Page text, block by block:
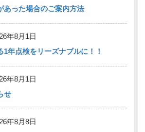
あった場合のご案内方法
年8月1日
1年点検をリーズナブルに！！
年8月1日
せ
年8月8日